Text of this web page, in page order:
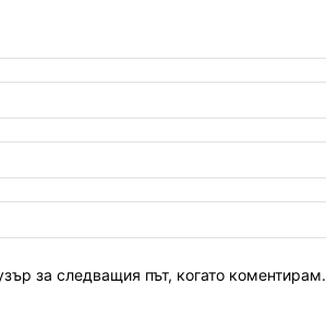
за следващия път, когато коментирам.